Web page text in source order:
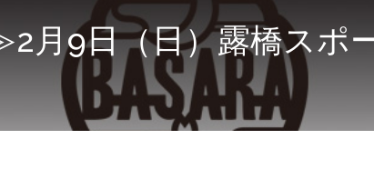
月9日（日）露橋スポ